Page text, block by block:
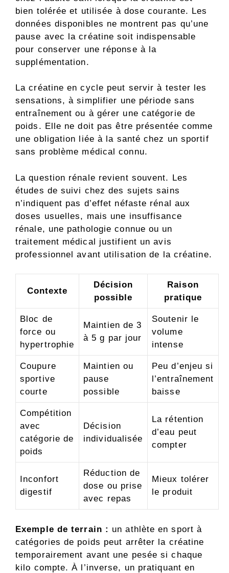
bien tolérée et utilisée à dose courante. Les
données disponibles ne montrent pas qu’une
pause avec la créatine soit indispensable
pour conserver une réponse à la
supplémentation.
La créatine en cycle peut servir à tester les
sensations, à simplifier une période sans
entraînement ou à gérer une catégorie de
poids. Elle ne doit pas être présentée comme
une obligation liée à la santé chez un sportif
sans problème médical connu.
La question rénale revient souvent. Les
études de suivi chez des sujets sains
n’indiquent pas d’effet néfaste rénal aux
doses usuelles, mais une insuffisance
rénale, une pathologie connue ou un
traitement médical justifient un avis
professionnel avant utilisation de la créatine.
Contexte
Décision
possible
Raison
pratique
Bloc de
force ou
hypertrophie
Maintien de 3
à 5 g par jour
Soutenir le
volume
intense
Coupure
sportive
courte
Maintien ou
pause
possible
Peu d’enjeu si
l’entraînement
baisse
Compétition
avec
catégorie de
poids
Décision
individualisée
La rétention
d’eau peut
compter
Inconfort
digestif
Réduction de
dose ou prise
avec repas
Mieux tolérer
le produit
Exemple de terrain : un athlète en sport à
catégories de poids peut arrêter la créatine
temporairement avant une pesée si chaque
kilo compte. À l’inverse, un pratiquant en